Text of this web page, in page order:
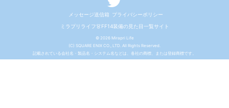
メッセージ送信箱 プライバシーポリシー
ミラプリライフ👗FF14装備の見た目一覧サイト
© 2026 Mirapri Life
(C) SQUARE ENIX CO., LTD. All Rights Reserved.
記載されている会社名・製品名・システム名などは、各社の商標、または登録商標です。